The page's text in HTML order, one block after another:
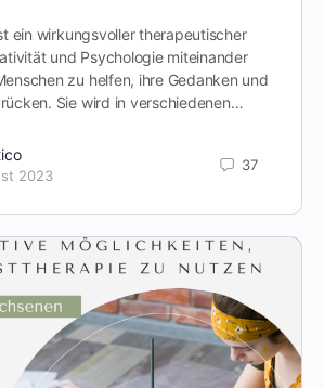
ein wirkungsvoller therapeutischer
und Psychologie miteinander
zu helfen, ihre Gedanken und
Sie wird in verschiedenen…
2023
37